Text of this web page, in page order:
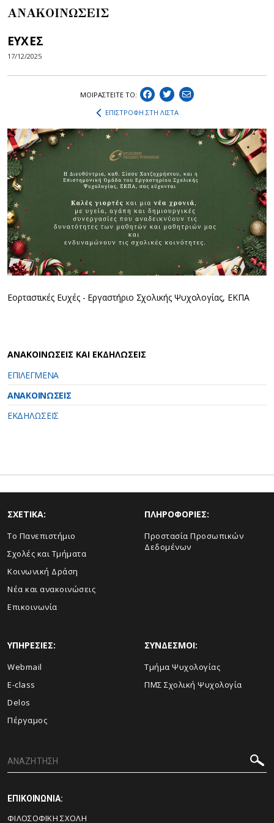
ΑΝΑΚΟΙΝΩΣΕΙΣ
ΕΥΧΕΣ
17/12/2025
ΜΟΙΡΑΣΤEIΤΕ ΤΟ:
ΕΠΙΣΤΡΟΦΗ ΣΤΗ ΛΙΣΤΑ
Εορταστικές Ευχές - Εργαστήριο Σχολικής Ψυχολογίας, ΕΚΠΑ
ΑΝΑΚΟΙΝΩΣΕΙΣ ΚΑΙ ΕΚΔΗΛΩΣΕΙΣ
ΕΠΙΛΕΓΜΕΝΑ
ΑΝΑΚΟΙΝΩΣΕΙΣ
ΕΚΔΗΛΩΣΕΙΣ
ΣΧΕΤΙΚΑ:
Το Πανεπιστήμιο
Σχολές και Τμήματα
Κοινωνική Δράση
Νέα και ανακοινώσεις
Επικοινωνία
ΠΛΗΡΟΦΟΡΙΕΣ:
Προστασία Προσωπικών
Δεδομένων
ΥΠΗΡΕΣΙΕΣ:
Webmail
E-class
Delos
Πέργαμος
ΣΥΝΔΕΣΜΟΙ:
Τμήμα Ψυχολογίας
ΠΜΣ Σχολική Ψυχολογία
ΕΠΙΚΟΙΝΩΝΙΑ:
ΦΙΛΟΣΟΦΙΚΗ ΣΧΟΛΗ